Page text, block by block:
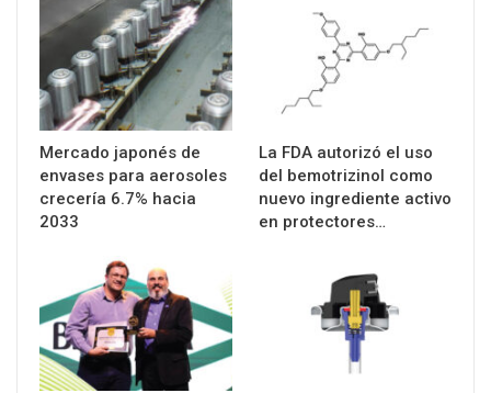
Mercado japonés de
envases para aerosoles
crecería 6.7% hacia
2033
La FDA autorizó el uso
del bemotrizinol como
nuevo ingrediente activo
en protectores…